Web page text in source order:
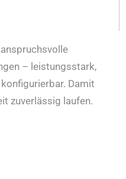
– leistungsstark,
Damit
zuverlässig laufen.